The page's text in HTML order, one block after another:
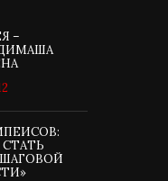
–